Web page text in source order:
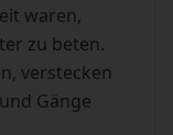
waren,
zu beten.
verstecken
Gänge